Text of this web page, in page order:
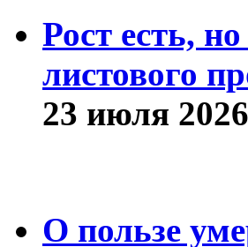
Рост есть,
листового
23 июля 2026
О пользе